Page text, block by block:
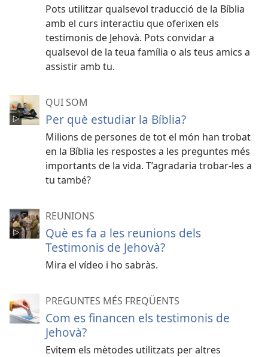
Pots utilitzar qualsevol traducció de la Bíblia
amb el curs interactiu que oferixen els
testimonis de Jehovà. Pots convidar a
qualsevol de la teua família o als teus amics a
assistir amb tu.
QUI SOM
Per què estudiar la Bíblia?
Milions de persones de tot el món han trobat
en la Bíblia les respostes a les preguntes més
importants de la vida. T’agradaria trobar-les a
tu també?
REUNIONS
Què es fa a les reunions dels
Testimonis de Jehovà?
Mira el vídeo i ho sabràs.
PREGUNTES MÉS FREQÜENTS
Com es financen els testimonis de
Jehovà?
Evitem els mètodes utilitzats per altres